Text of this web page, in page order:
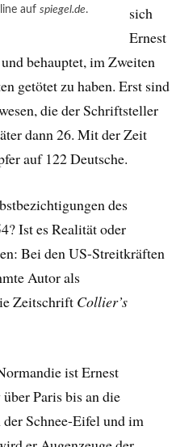
auf spiegel.de.
sich
Ernest
behauptet, im Zweiten
getötet zu haben. Erst sind
die der Schriftsteller
dann 26. Mit der Zeit
auf 122 Deutsche.
des
Ist es Realität oder
Bei den US-Streitkräften
Autor als
Zeitschrift Collier’s
ist Ernest
Paris bis an die
Schnee-Eifel und im